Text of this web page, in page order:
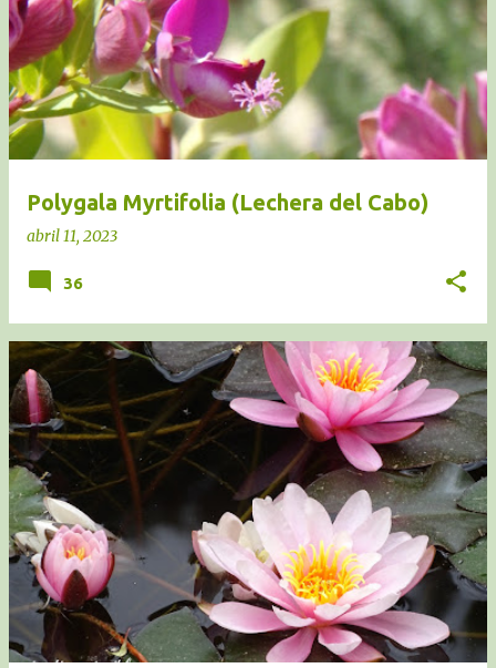
Polygala Myrtifolia (Lechera del Cabo)
abril 11, 2023
36